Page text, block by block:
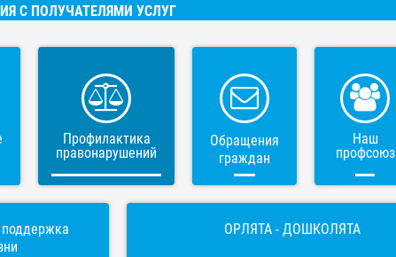
С ПОЛУЧАТЕЛЯМИ УСЛУГ
Профилактика
правонарушений
Обращения
граждан
Наш
профсоюз
ОРЛЯТА - ДОШКОЛЯТА